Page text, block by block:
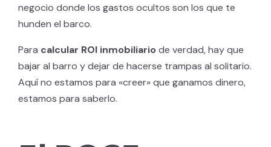
negocio donde los gastos ocultos son los que te
hunden el barco.
Para calcular ROI inmobiliario de verdad, hay que
bajar al barro y dejar de hacerse trampas al solitario.
Aquí no estamos para «creer» que ganamos dinero,
estamos para saberlo.